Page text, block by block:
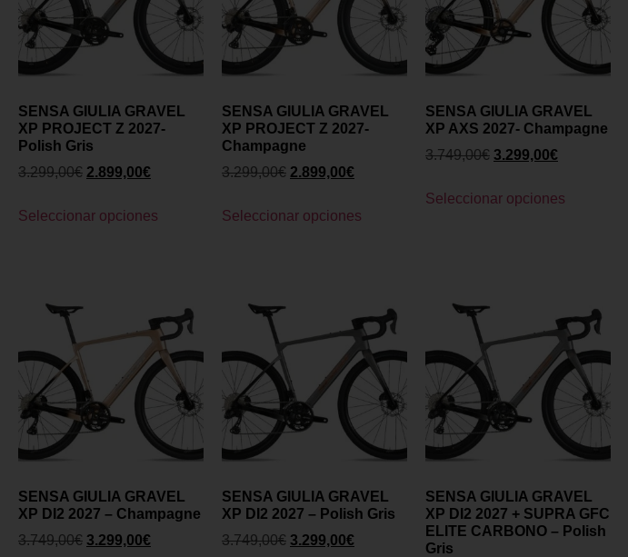
SENSA GIULIA GRAVEL
XP PROJECT Z 2027-
Polish Gris
3.299,00€ 2.899,00€
Seleccionar opciones
SENSA GIULIA GRAVEL
XP PROJECT Z 2027-
Champagne
3.299,00€ 2.899,00€
Seleccionar opciones
SENSA GIULIA GRAVEL
XP AXS 2027- Champagne
3.749,00€ 3.299,00€
Seleccionar opciones
SENSA GIULIA GRAVEL
XP DI2 2027 – Champagne
3.749,00€ 3.299,00€
SENSA GIULIA GRAVEL
XP DI2 2027 – Polish Gris
3.749,00€ 3.299,00€
SENSA GIULIA GRAVEL
XP DI2 2027 + SUPRA GFC
ELITE CARBONO – Polish
Gris